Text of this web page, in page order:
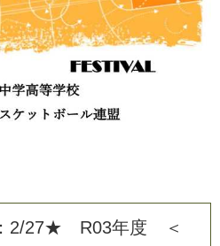
2/27★ R03年度 ＜